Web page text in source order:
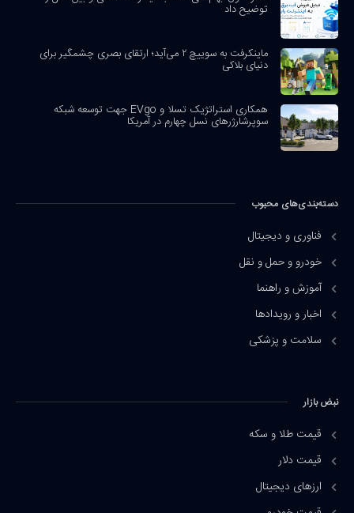
توضیح داد
ماینکرفت به سوییچ ۲ می‌آید؛ ارتقای بصری چشمگیر برای
دنیای بلاکی
همکاری استراتژیک تسلا و EVgo جهت توسعه شبکه
سوپرشارژرهای نسل چهارم در آمریکا
دسته‌بندی‌های محبوب
فناوری و دیجیتال
خودرو و حمل و نقل
آموزش و راهنما
اخبار و رویدادها
سلامت و پزشکی
نبض بازار
قیمت طلا و سکه
قیمت دلار
ارزهای دیجیتال